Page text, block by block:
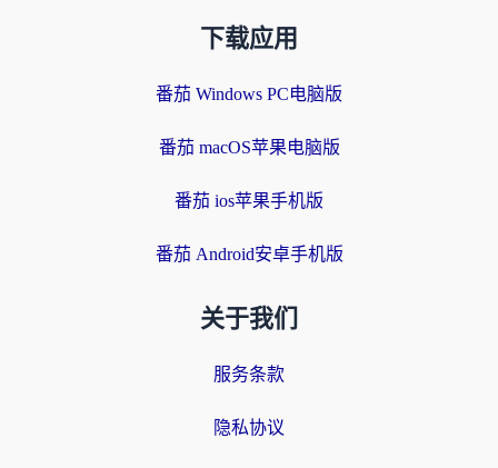
下载应用
番茄 Windows PC电脑版
番茄 macOS苹果电脑版
番茄 ios苹果手机版
番茄 Android安卓手机版
关于我们
服务条款
隐私协议